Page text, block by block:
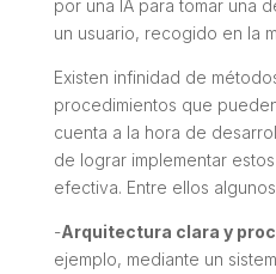
por una IA para tomar una
un usuario, recogido en la
Existen infinidad de
procedimientos que
cuenta a la hora de
de lograr implementar
efectiva. Entre ellos
-Arquitectura clara y
ejemplo, mediante un